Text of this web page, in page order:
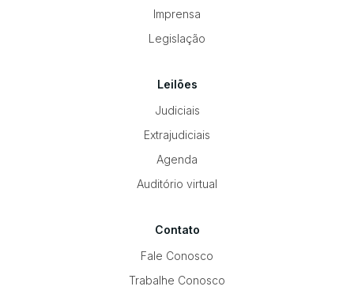
Imprensa
Legislação
Leilões
Judiciais
Extrajudiciais
Agenda
Auditório virtual
Contato
Fale Conosco
Trabalhe Conosco